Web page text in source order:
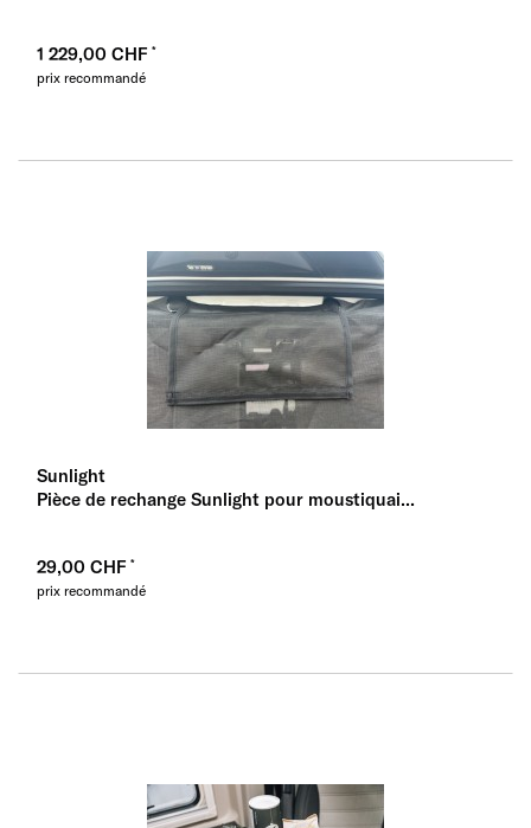
1 229,00 CHF
prix recommandé
Sunlight
Pièce de rechange Sunlight pour moustiquai...
29,00 CHF
prix recommandé